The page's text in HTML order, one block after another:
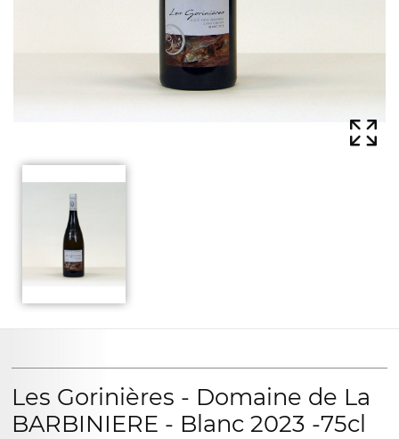
Les Gorinières - Domaine de La
BARBINIERE - Blanc 2023 -75cl